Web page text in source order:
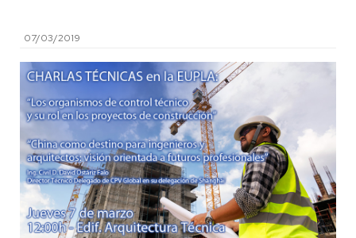
07/03/2019